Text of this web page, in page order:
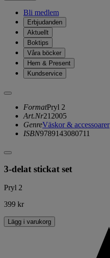
Bli medlem
Erbjudanden
Aktuellt
Boktips
Våra böcker
Hem & Present
Kundservice
FormatPryl 2
Art.Nr212005
GenreVäskor & accessoarer
ISBN9789143080711
3-delat stickat set
Pryl 2
399 kr
Lägg i varukorg